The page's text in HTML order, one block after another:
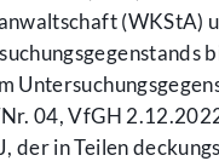
(WKStA)
04, VfGH
der in Teilen